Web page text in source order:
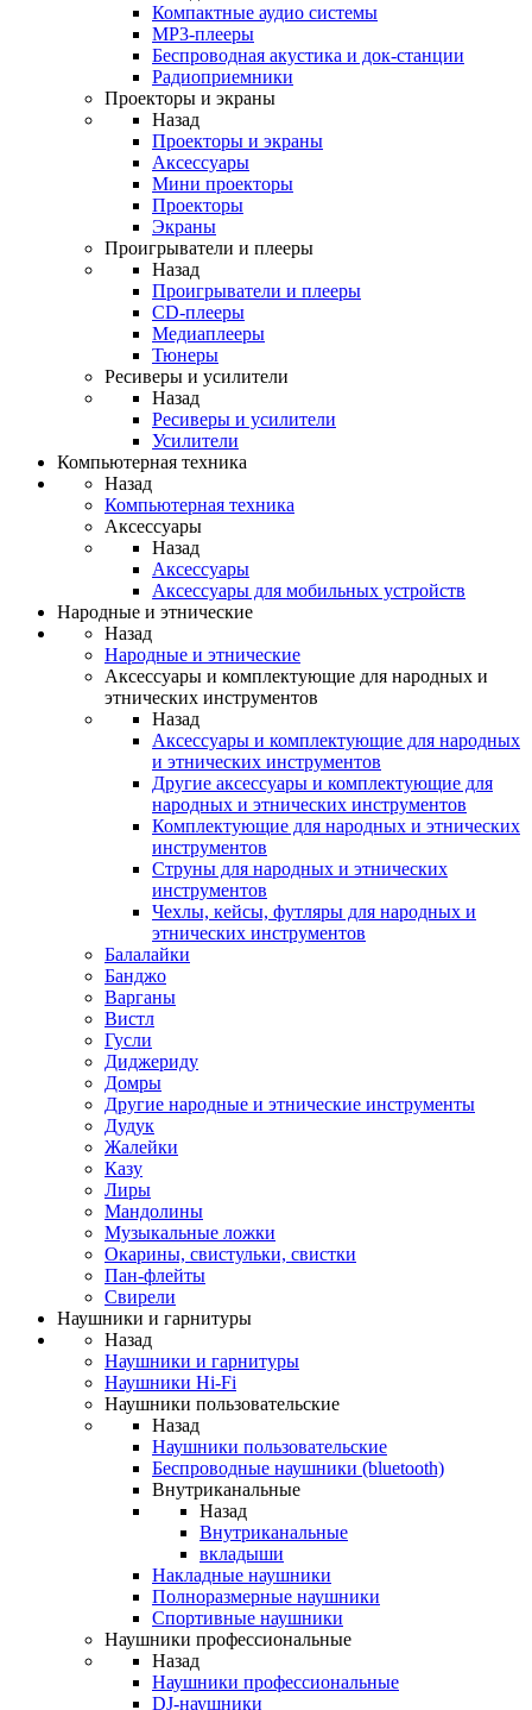
Компактные аудио системы
MP3-плееры
Беспроводная акустика и док-станции
Радиоприемники
Проекторы и экраны
Назад
Проекторы и экраны
Аксессуары
Мини проекторы
Проекторы
Экраны
Проигрыватели и плееры
Назад
Проигрыватели и плееры
CD-плееры
Медиаплееры
Тюнеры
Ресиверы и усилители
Назад
Ресиверы и усилители
Усилители
Компьютерная техника
Назад
Компьютерная техника
Аксессуары
Назад
Аксессуары
Аксессуары для мобильных устройств
Народные и этнические
Назад
Народные и этнические
Аксессуары и комплектующие для народных и
этнических инструментов
Назад
Аксессуары и комплектующие для народных
и этнических инструментов
Другие аксессуары и комплектующие для
народных и этнических инструментов
Комплектующие для народных и этнических
инструментов
Струны для народных и этнических
инструментов
Чехлы, кейсы, футляры для народных и
этнических инструментов
Балалайки
Банджо
Варганы
Вистл
Гусли
Диджериду
Домры
Другие народные и этнические инструменты
Дудук
Жалейки
Казу
Лиры
Мандолины
Музыкальные ложки
Окарины, свистульки, свистки
Пан-флейты
Свирели
Наушники и гарнитуры
Назад
Наушники и гарнитуры
Наушники Hi-Fi
Наушники пользовательские
Назад
Наушники пользовательские
Беспроводные наушники (bluetooth)
Внутриканальные
Назад
Внутриканальные
вкладыши
Накладные наушники
Полноразмерные наушники
Спортивные наушники
Наушники профессиональные
Назад
Наушники профессиональные
DJ-наушники